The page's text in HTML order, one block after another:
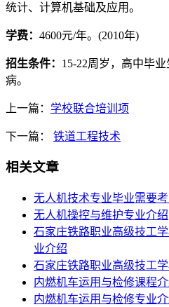
统计、计算机基础及应用。
学费： 4600元/年。(2010年)
招生条件： 15-22周岁，高中毕
病。
上一篇： 学校联合培训项
下一篇： 铁道工程技术
相关文章
无人机技术专业毕业需要
​无人机操控与维护专业介绍
石家庄铁路职业高级技工
业介绍
石家庄铁路职业高级技工
内燃机车运用与检修课程
内燃机车运用与检修专业